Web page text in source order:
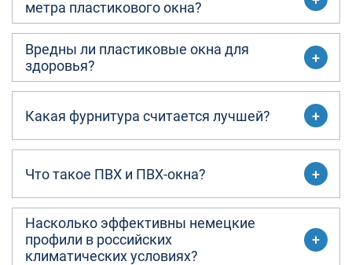
метра пластикового окна?
Вредны ли пластиковые окна для
здоровья?
Какая фурнитура считается лучшей?
Что такое ПВХ и ПВХ-окна?
Насколько эффективны немецкие
профили в российских
климатических условиях?